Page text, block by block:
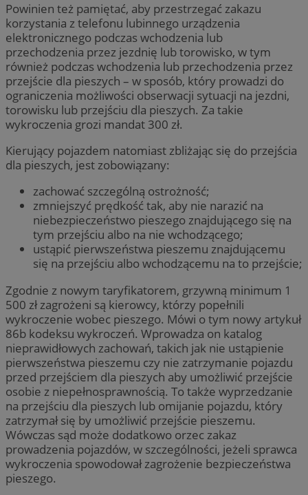
Powinien też pamiętać, aby przestrzegać zakazu
korzystania z telefonu lubinnego urządzenia
elektronicznego podczas wchodzenia lub
przechodzenia przez jezdnię lub torowisko, w tym
również podczas wchodzenia lub przechodzenia przez
przejście dla pieszych – w sposób, który prowadzi do
ograniczenia możliwości obserwacji sytuacji na jezdni,
torowisku lub przejściu dla pieszych. Za takie
wykroczenia grozi mandat 300 zł.
Kierujący pojazdem natomiast zbliżając się do przejścia
dla pieszych, jest zobowiązany:
zachować szczególną ostrożność;
zmniejszyć prędkość tak, aby nie narazić na
niebezpieczeństwo pieszego znajdującego się na
tym przejściu albo na nie wchodzącego;
ustąpić pierwszeństwa pieszemu znajdującemu
się na przejściu albo wchodzącemu na to przejście;
Zgodnie z nowym taryfikatorem, grzywną minimum 1
500 zł zagrożeni są kierowcy, którzy popełnili
wykroczenie wobec pieszego. Mówi o tym nowy artykuł
86b kodeksu wykroczeń. Wprowadza on katalog
nieprawidłowych zachowań, takich jak nie ustąpienie
pierwszeństwa pieszemu czy nie zatrzymanie pojazdu
przed przejściem dla pieszych aby umożliwić przejście
osobie z niepełnosprawnością. To także wyprzedzanie
na przejściu dla pieszych lub omijanie pojazdu, który
zatrzymał się by umożliwić przejście pieszemu.
Wówczas sąd może dodatkowo orzec zakaz
prowadzenia pojazdów, w szczególności, jeżeli sprawca
wykroczenia spowodował zagrożenie bezpieczeństwa
pieszego.